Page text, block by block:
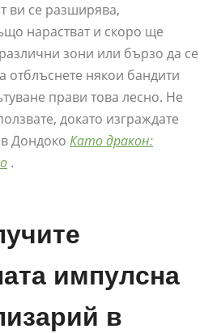
ви се разширява,
нарастват и скоро ще
зони или бързо да се
отблъснете някои бандити
прави това лесно. Не
докато изграждате
Дондоко Като дракон:
.
импулсна
в